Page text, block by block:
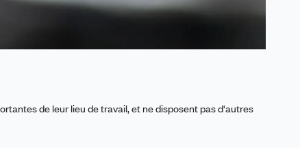
de leur lieu de travail, et ne disposent pas d'autres